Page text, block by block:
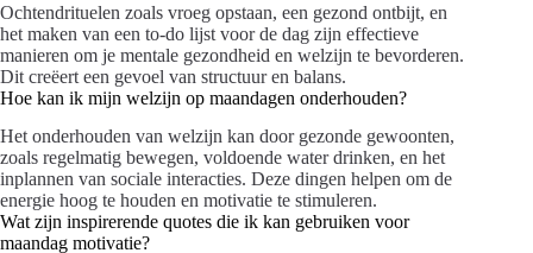
Ochtendrituelen zoals vroeg opstaan, een gezond ontbijt, en
het maken van een to-do lijst voor de dag zijn effectieve
manieren om je mentale gezondheid en welzijn te bevorderen.
Dit creëert een gevoel van structuur en balans.
Hoe kan ik mijn welzijn op maandagen onderhouden?
Het onderhouden van welzijn kan door gezonde gewoonten,
zoals regelmatig bewegen, voldoende water drinken, en het
inplannen van sociale interacties. Deze dingen helpen om de
energie hoog te houden en motivatie te stimuleren.
Wat zijn inspirerende quotes die ik kan gebruiken voor
maandag motivatie?